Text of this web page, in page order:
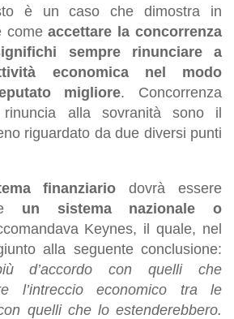
è un caso che dimostra in
comeaccettare la concorrenza
sempre rinunciare a
economica nel modo
migliore. Concorrenza
rinuncia alla sovranità sono il
riguardato da due diversi punti
finanziario dovrà essere
un sistema nazionale o
Keynes, il quale, nel
alla seguente conclusione:
d’accordo con quelli che
l’intreccio economico tra le
quelli che lo estenderebbero.